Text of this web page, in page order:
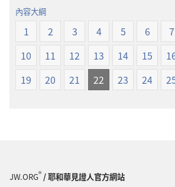
內容大綱
1 2 3 4 5 6 7
10
11 12 13 14 15
19
20 21 22 23 24
JW.ORG® / 耶和華見證人官方網站